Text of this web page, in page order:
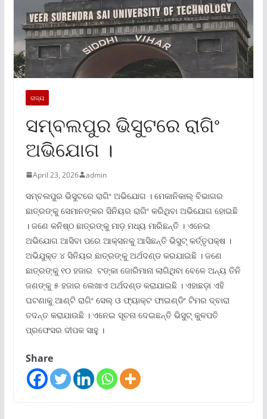
ରାଜ୍ୟ
ସମ୍ବଲପୁର ଭିସୁଟରେ ରାଗିଂ
ଅଭିଯୋଗ ।
April 23, 2026 admin
ସମ୍ବଲପୁର ଭିସୁଟରେ ରାଗିଂ ଅଭିଯୋଗ । ମେକାନିକାଲ୍ ବିଭାଗର
ଛାତ୍ରଙ୍କୁ ସେମାନଙ୍କର ସିନିୟର ରାଗିଂ କରିଥିବା ଅଭିଯୋଗ ହୋଇଛି
। ଜଣେ କନିଷ୍ଠ ଛାତ୍ରଙ୍କୁ ମାଡ଼ ମଧ୍ୟ ମାରିଛନ୍ତି । ଏନେଇ
ଅଭିଯୋଗ ଆସିବା ପରେ ଆକ୍ସନକୁ ଆସିଛନ୍ତି ଭିସୁଟ୍ କର୍ତ୍ତୃପକ୍ଷ ।
ଅଭିଯୁକ୍ତ ୪ ସିନିୟର ଛାତ୍ରଙ୍କୁ ଅର୍ଥଦଣ୍ଡ କରଯାଇଛି । ଜଣେ
ଛାତ୍ରଙ୍କୁ ୧୦ ହଜାର ଟଙ୍କା ଜୋରିମାନା ଲାଗିଥିବା ବେଳେ ଅନ୍ୟ ତିନି
ଜଣଙ୍କୁ ୫ ହଜାର ଲେଖାଏ ଅର୍ଥଦଣ୍ଡ କରାଯାଇଛି । ଏହାଛଡ଼ା ଏହି
ଘଟଣାକୁ ଆଣ୍ଟି ରାଗିଂ ସେଲ୍ ଓ ଫ୍ୟାକ୍ଟ ଫାଇଣ୍ଡିଂ ଟିମର ଦ୍ବାରା
ତଦନ୍ତ କରାଯାଉଛି । ଏନେଇ ସୂଚନା ଦେଇଛନ୍ତି ଭିସୁଟ୍ କୁଳପତି
ପ୍ରଫେସର ଦୀପକ ସାହୁ ।
Share